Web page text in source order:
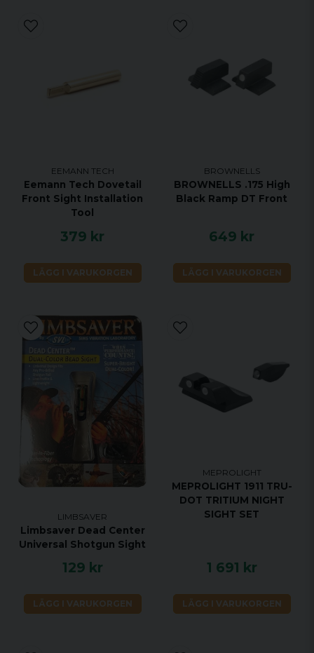
EEMANN TECH
Eemann Tech Dovetail
Front Sight Installation
Tool
379 kr
LÄGG I VARUKORGEN
BROWNELLS
BROWNELLS .175 High
Black Ramp DT Front
649 kr
LÄGG I VARUKORGEN
LIMBSAVER
Limbsaver Dead Center
Universal Shotgun Sight
129 kr
LÄGG I VARUKORGEN
MEPROLIGHT
MEPROLIGHT 1911 TRU-
DOT TRITIUM NIGHT
SIGHT SET
1 691 kr
LÄGG I VARUKORGEN